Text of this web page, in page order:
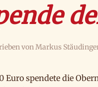
vonMarkus
Euro spendete die